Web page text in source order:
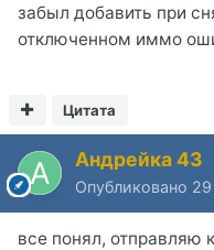
забыл добавить при
отключенном иммо
Цитата
Андрейка 43
Опубликовано
все понял, отправляю